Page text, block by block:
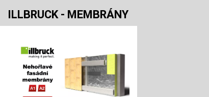
ILLBRUCK - MEMBRÁNY